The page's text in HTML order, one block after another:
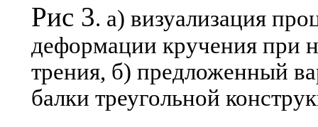
Рис 3. а) визуализация
деформации кручения при
трения, б) предложенный
балки треугольной